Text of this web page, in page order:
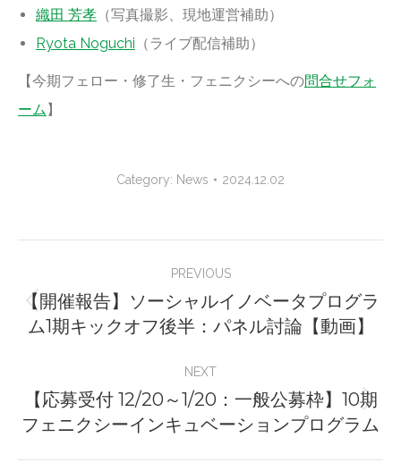
織田 芳孝 （写真撮影、現地運営補助）
Ryota Noguchi （ライブ配信補助）
【今期フェロー・修了生・フェニクシーへの問合せフォ
ーム 】
Category: News 2024.12.02
navigation
PREVIOUS
Previous
【開催報告】ソーシャルイノベータプログラ
ム1期キックオフ後半：パネル討論【動画】
NEXT
Next
【応募受付 12/20～1/20：一般公募枠】10期
フェニクシーインキュベーションプログラム